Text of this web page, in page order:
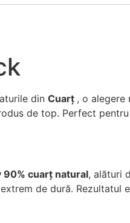
din Cuarț , o alegere
de top. Perfect
90% cuarț natural, alături
de dură. Rezultatul